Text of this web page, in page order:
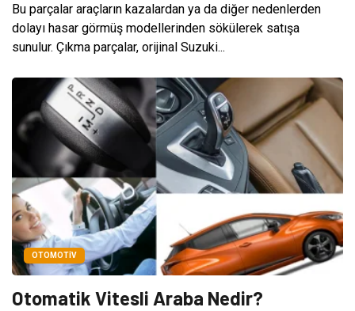
Bu parçalar araçların kazalardan ya da diğer nedenlerden
dolayı hasar görmüş modellerinden sökülerek satışa
sunulur. Çıkma parçalar, orijinal Suzuki...
OTOMOTIV
Otomatik Vitesli Araba Nedir?